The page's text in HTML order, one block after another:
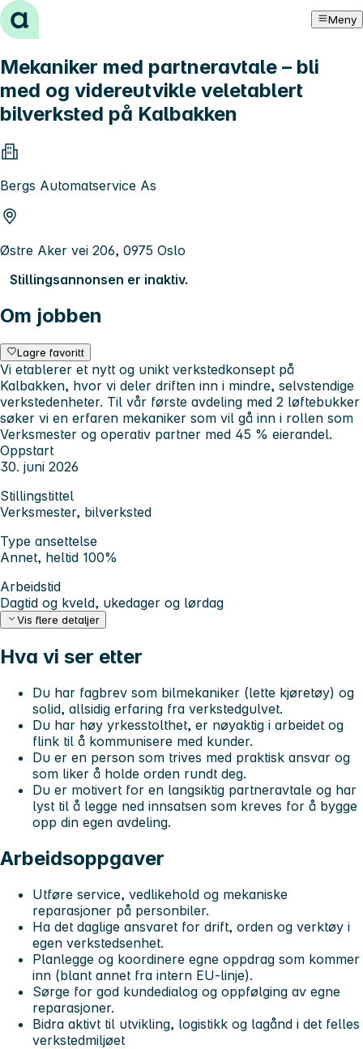
Hopp til innhold Meny
Mekaniker med partneravtale – bli
med og videreutvikle veletablert
bilverksted på Kalbakken
Bergs Automatservice As
Østre Aker vei 206, 0975 Oslo
Stillingsannonsen er inaktiv.
Om jobben
Lagre favoritt
Vi etablerer et nytt og unikt verkstedkonsept på
Kalbakken, hvor vi deler driften inn i mindre, selvstendige
verkstedenheter. Til vår første avdeling med 2 løftebukker
søker vi en erfaren mekaniker som vil gå inn i rollen som
Verksmester og operativ partner med 45 % eierandel.
Oppstart
30. juni 2026
Stillingstittel
Verksmester, bilverksted
Type ansettelse
Annet, heltid 100%
Arbeidstid
Dagtid og kveld, ukedager og lørdag
Vis flere detaljer
Hva vi ser etter
Du har fagbrev som bilmekaniker (lette kjøretøy) og
solid, allsidig erfaring fra verkstedgulvet.
Du har høy yrkesstolthet, er nøyaktig i arbeidet og
flink til å kommunisere med kunder.
Du er en person som trives med praktisk ansvar og
som liker å holde orden rundt deg.
Du er motivert for en langsiktig partneravtale og har
lyst til å legge ned innsatsen som kreves for å bygge
opp din egen avdeling.
Arbeidsoppgaver
Utføre service, vedlikehold og mekaniske
reparasjoner på personbiler.
Ha det daglige ansvaret for drift, orden og verktøy i
egen verkstedsenhet.
Planlegge og koordinere egne oppdrag som kommer
inn (blant annet fra intern EU-linje).
Sørge for god kundedialog og oppfølging av egne
reparasjoner.
Bidra aktivt til utvikling, logistikk og lagånd i det felles
verkstedmiljøet